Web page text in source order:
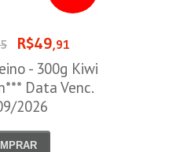
R$49,91
- 300g Kiwi
Data Venc.
2026